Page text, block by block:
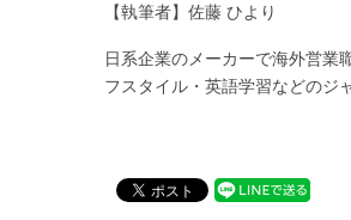
【執筆者】佐藤 ひより
日系企業のメーカーで海外営業
フスタイル・英語学習などのジ